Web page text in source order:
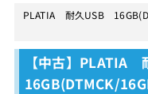
PLATIA 耐久USB
【中古】PLATIA
16GB(DTMCK/